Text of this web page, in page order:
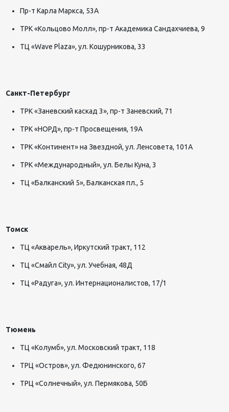
Пр-т Карла Маркса, 53А
ТРК «Кольцово Молл», пр-т Академика Сандахчиева, 9
ТЦ «Wave Plaza», ул. Кошурникова, 33
Санкт-Петербург
ТРК «Заневский каскад 3», пр-т Заневский, 71
ТРК «НОРД», пр-т Просвещения, 19А
ТРК «Континент» на Звездной, ул. Ленсовета, 101А
ТРК «Международный», ул. Белы Куна, 3
ТЦ «Балканский 5», Балканская пл., 5
Томск
ТЦ «Акварель», Иркутский тракт, 112
ТЦ «Смайл City», ул. Учебная, 48Д
ТЦ «Радуга», ул. ​Интернационалистов, 17/1
Тюмень
ТЦ «Колумб», ул. Московский тракт, 118
ТРЦ «Остров», ул. Федюнинского, 67
ТРЦ «Солнечный», ул. Пермякова, 50Б